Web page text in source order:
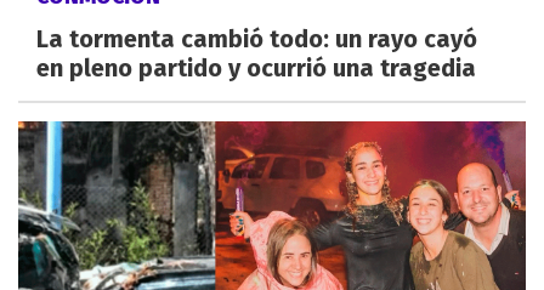
La tormenta cambió todo: un rayo cayó
en pleno partido y ocurrió una tragedia